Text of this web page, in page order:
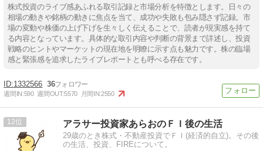
株式投資のライブ感あふれる取引記録と市場分析を特徴とします。日々の
相場の動きや銘柄の動きに焦点を当て、成功や失敗も包み隠さず記録。市
場の変動や株価の上げ下げを生々しく伝えることで、読者が現実感を持て
る内容となっています。具体的な取引内容や判断の背景まで詳述し、投資
戦略のヒントやマーケットの現在地を明瞭に示す点も魅力です。株の臨場
感と緊張感を追求したライブレポートとも呼べる存在です。
1332566 36
週間IN:590 週間OUT:5570 月間IN:2550
12 アラサー投資家あらおのＦＩ後の生活
29歳のとき株式・不動産投資でＦＩ(経済的自立)。その後
の生活、投資、FIREについて。